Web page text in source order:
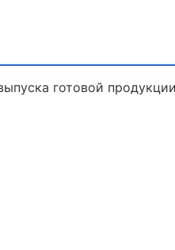
готовой